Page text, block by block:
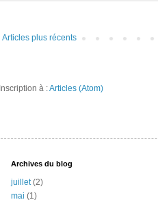
Articles plus récents
Inscription à :Articles (Atom)
Archives du blog
juillet(2)
mai (1)